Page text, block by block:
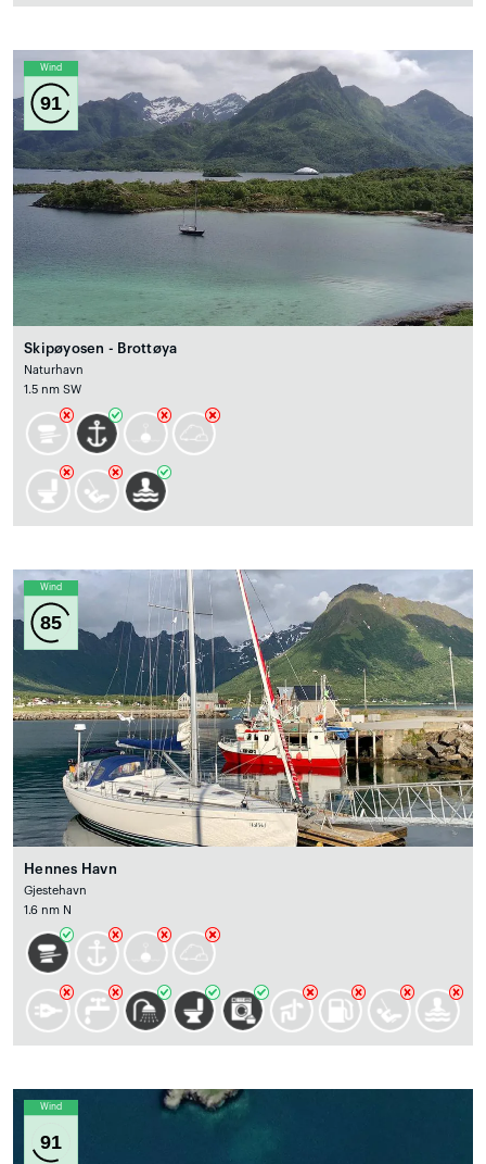
Wind
91
Skipøyosen - Brottøya
Naturhavn
1.5 nm SW
Wind
85
Hennes Havn
Gjestehavn
1.6 nm N
Wind
91